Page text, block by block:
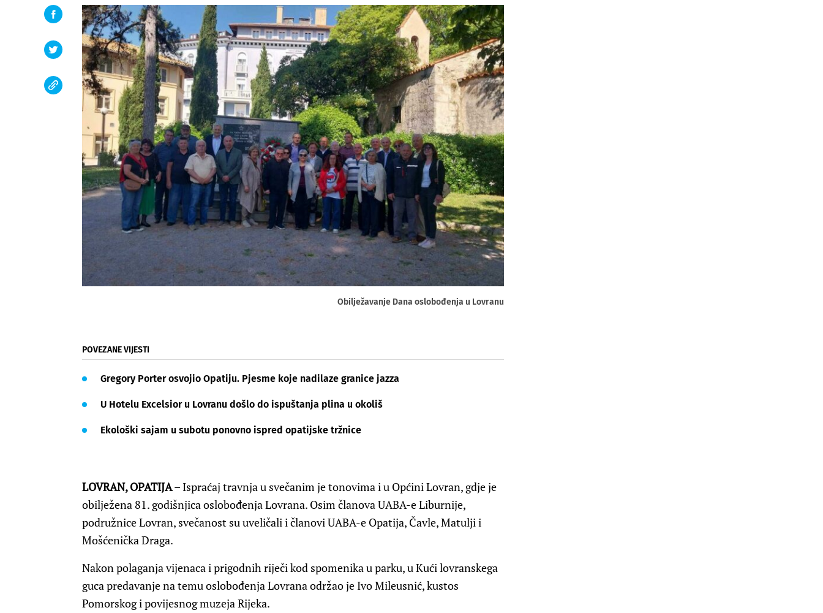
Obilježavanje Dana oslobođenja u Lovranu
POVEZANE VIJESTI
Gregory Porter osvojio Opatiju. Pjesme koje nadilaze granice jazza
U Hotelu Excelsior u Lovranu došlo do ispuštanja plina u okoliš
Ekološki sajam u subotu ponovno ispred opatijske tržnice
LOVRAN, OPATIJA– Ispraćaj travnja u svečanim je tonovima i u Općini Lovran, gdje je
obilježena 81. godišnjica oslobođenja Lovrana. Osim članova UABA-e Liburnije,
podružnice Lovran, svečanost su uveličali i članovi UABA-e Opatija, Čavle, Matulji i
Mošćenička Draga.
Nakon polaganja vijenaca i prigodnih riječi kod spomenika u parku, u Kući lovranskega
guca predavanje na temu oslobođenja Lovrana održao je Ivo Mileusnić, kustos
Pomorskog i povijesnog muzeja Rijeka.